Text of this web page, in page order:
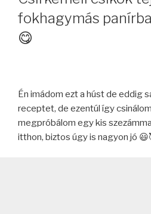
fokhagymás
😋
Én imádom ezt a húst de eddig
receptet, de ezentúl így
megpróbálom egy kis
itthon, biztos úgy is nagyon jó